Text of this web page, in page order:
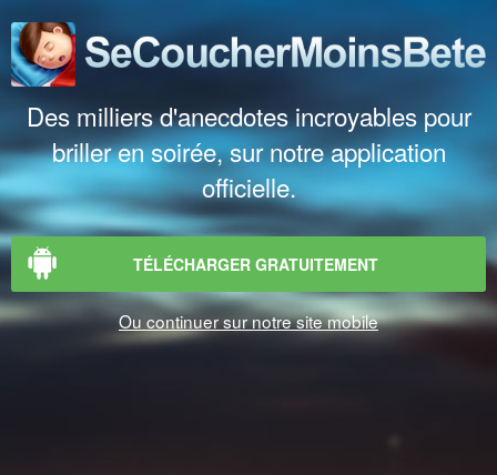
Des milliers d'anecdotes incroyables pour
briller en soirée, sur notre application
officielle.
TÉLÉCHARGER GRATUITEMENT
Ou continuer sur notre site mobile